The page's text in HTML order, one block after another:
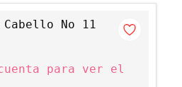
No 11
para ver el